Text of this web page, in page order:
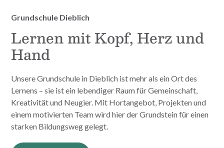
Grundschule Dieblich
Lernen mit Kopf, Herz und
Hand
Unsere Grundschule in Dieblich ist mehr als ein Ort des
Lernens – sie ist ein lebendiger Raum für Gemeinschaft,
Kreativität und Neugier. Mit Hortangebot, Projekten und
einem motivierten Team wird hier der Grundstein für einen
starken Bildungsweg gelegt.